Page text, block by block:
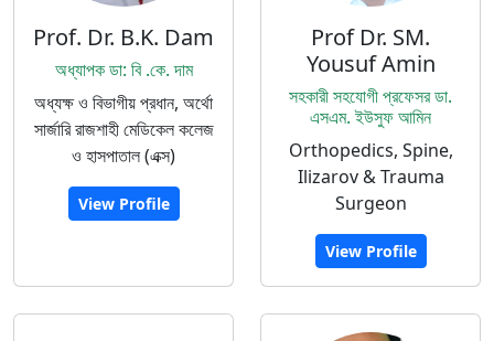
Prof. Dr. B.K. Dam
অধ্যাপক ডা: বি .কে. দাম
অধ্যক্ষ ও বিভাগীয় প্রধান, অর্থো
সার্জারি রাজশাহী মেডিকেল কলেজ
ও হাসপাতাল (এক্স)
View Profile
Prof Dr. SM.
Yousuf Amin
সহকারী সহযোগী প্রফেসর ডা.
এসএম. ইউসুফ আমিন
Orthopedics, Spine,
Ilizarov & Trauma
Surgeon
View Profile